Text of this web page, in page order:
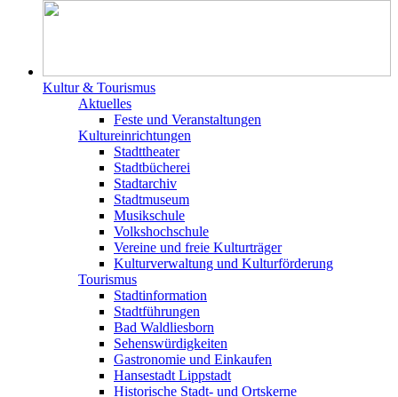
Kultur & Tourismus
Aktuelles
Feste und Veranstaltungen
Kultureinrichtungen
Stadttheater
Stadtbücherei
Stadtarchiv
Stadtmuseum
Musikschule
Volkshochschule
Vereine und freie Kulturträger
Kulturverwaltung und Kulturförderung
Tourismus
Stadtinformation
Stadtführungen
Bad Waldliesborn
Sehenswürdigkeiten
Gastronomie und Einkaufen
Hansestadt Lippstadt
Historische Stadt- und Ortskerne